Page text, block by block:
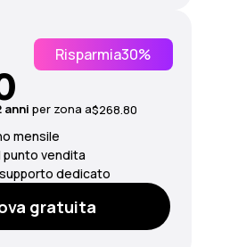
Risparmia30%
per zona a$268.80
mensile
vendita
dedicato
gratuita